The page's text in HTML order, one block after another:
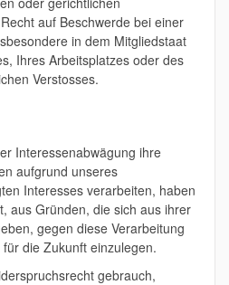
auf Beschwerde bei einer
in dem Mitgliedstaat
Ihres Arbeitsplatzes oder des
Verstosses.
Interessenabwägung ihre
aufgrund unseres
Interesses verarbeiten, haben
aus Gründen, die sich aus ihrer
gegen diese Verarbeitung
die Zukunft einzulegen.
gebrauch,